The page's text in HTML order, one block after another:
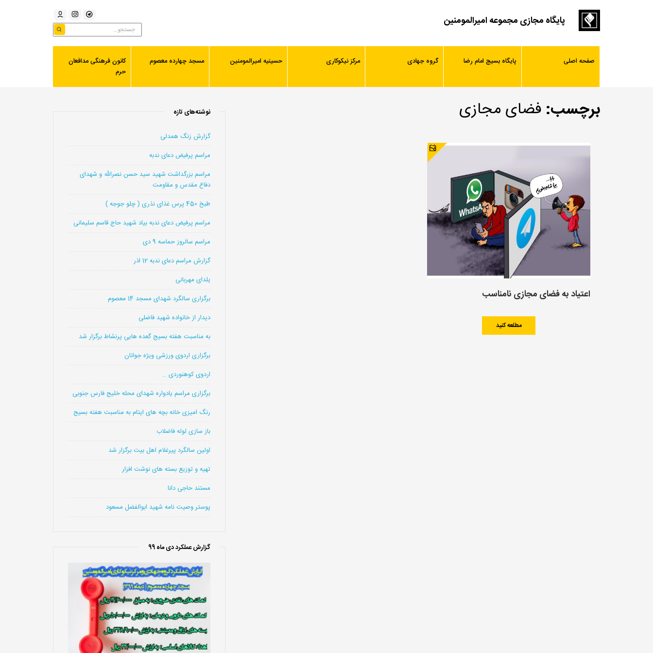
پایگاه مجازی مجموعه امیرالمومنین
صفحه اصلی پایگاه بسیج امام رضا گروه جهادی مرکز نیکوکاری حسینیه امیرالمومنین مسجد چهارده معصوم
کانون فرهنگی مدافعان
حرم
برچسب: فضای مجازی
اعتیاد به فضای مجازی نامناسب
مطلعه کنید
نوشته‌های تازه
گزارش زنگ همدلی
مراسم پرفیض دعای ندبه
مراسم بزرگداشت شهید سید حسن نصرالله و شهدای
دفاع مقدس و مقاومت
طبخ 450 پرس غذای نذری ( چلو جوجه )
مراسم پرفیض دعای ندبه بیاد شهید حاج قاسم سلیمانی
مراسم سالروز حماسه 9 دی
گزارش مراسم دعای ندبه 12 اذر
یلدای مهربانی
برگزاری سالگرد شهدای مسجد 14 معصوم
دیدار از خانواده شهید فاضلی
به مناسبت هفته بسیج گعده هایی پرنشاط برگزار شد
برگزاری اردوی ورزشی ویژه جوانان
اردوی کوهنوردی …
برگزاری مراسم یادواره شهدای محله خلیج فارس جنوبی
رنگ امیزی خانه بچه های ایتام به مناسبت هفته بسیج
باز سازی لوله فاضلاب
اولین سالگرد پیرغلام اهل بیت برگزار شد
تهیه و توزیع بسته های نوشت افزار
مستند حاجی دانا
پوستر وصیت نامه شهید ابوالفضل مسعود
گزارش عملکرد دی ماه 99